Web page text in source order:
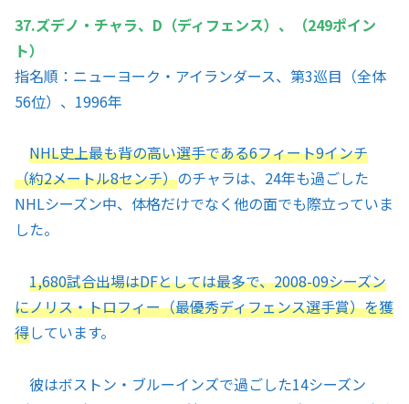
37.ズデノ・チャラ、D（ディフェンス）、（249ポイン
ト）
指名順：ニューヨーク・アイランダース、第3巡目（全体
56位）、1996年
NHL史上最も背の高い選手である6フィート9インチ
（約2メートル8センチ）のチャラは、24年も過ごした
NHLシーズン中、体格だけでなく他の面でも際立っていま
した。
1,680試合出場はDFとしては最多で、2008-09シーズン
にノリス・トロフィー（最優秀ディフェンス選手賞）を獲
得しています。
彼はボストン・ブルーインズで過ごした14シーズン